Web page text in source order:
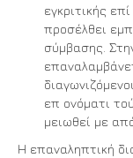
εγκριτικής
προσέλθει
σύμβασης.
επ ονόματι
μειωθεί με
Η επαναληπτική